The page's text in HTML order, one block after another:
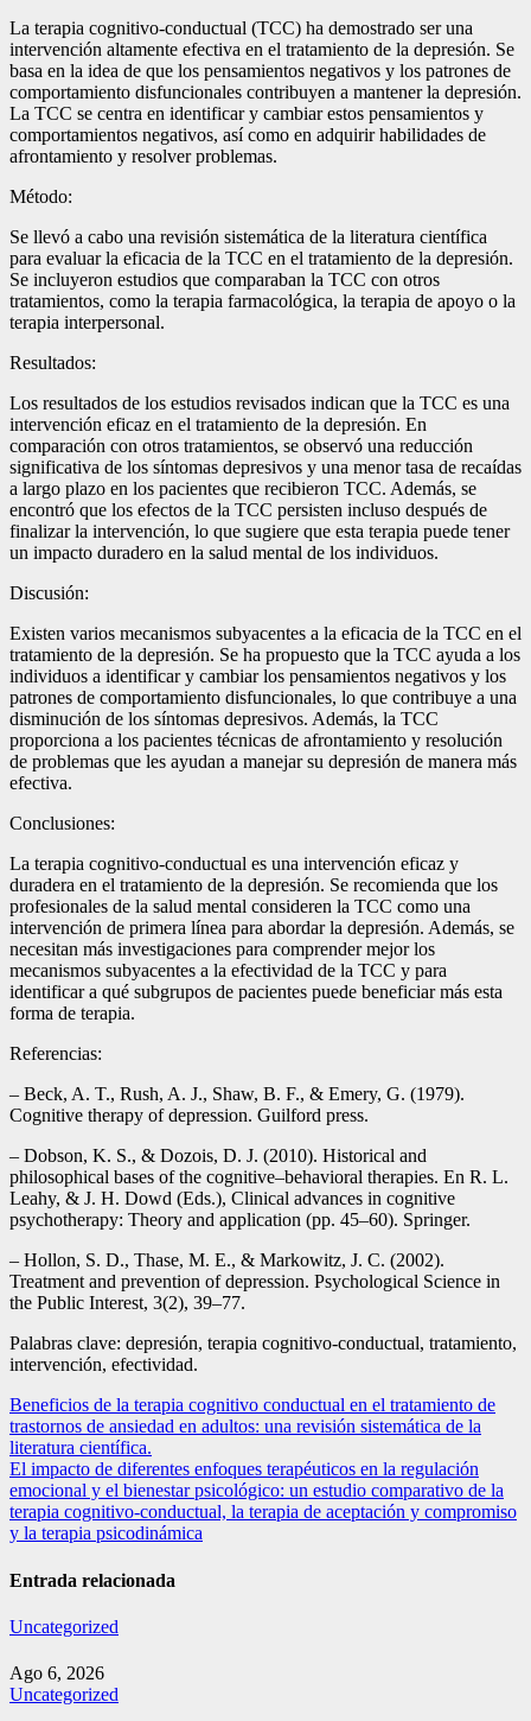
La terapia cognitivo-conductual (TCC) ha demostrado ser una
intervención altamente efectiva en el tratamiento de la depresión. Se
basa en la idea de que los pensamientos negativos y los patrones de
comportamiento disfuncionales contribuyen a mantener la depresión.
La TCC se centra en identificar y cambiar estos pensamientos y
comportamientos negativos, así como en adquirir habilidades de
afrontamiento y resolver problemas.
Método:
Se llevó a cabo una revisión sistemática de la literatura científica
para evaluar la eficacia de la TCC en el tratamiento de la depresión.
Se incluyeron estudios que comparaban la TCC con otros
tratamientos, como la terapia farmacológica, la terapia de apoyo o la
terapia interpersonal.
Resultados:
Los resultados de los estudios revisados indican que la TCC es una
intervención eficaz en el tratamiento de la depresión. En
comparación con otros tratamientos, se observó una reducción
significativa de los síntomas depresivos y una menor tasa de recaídas
a largo plazo en los pacientes que recibieron TCC. Además, se
encontró que los efectos de la TCC persisten incluso después de
finalizar la intervención, lo que sugiere que esta terapia puede tener
un impacto duradero en la salud mental de los individuos.
Discusión:
Existen varios mecanismos subyacentes a la eficacia de la TCC en el
tratamiento de la depresión. Se ha propuesto que la TCC ayuda a los
individuos a identificar y cambiar los pensamientos negativos y los
patrones de comportamiento disfuncionales, lo que contribuye a una
disminución de los síntomas depresivos. Además, la TCC
proporciona a los pacientes técnicas de afrontamiento y resolución
de problemas que les ayudan a manejar su depresión de manera más
efectiva.
Conclusiones:
La terapia cognitivo-conductual es una intervención eficaz y
duradera en el tratamiento de la depresión. Se recomienda que los
profesionales de la salud mental consideren la TCC como una
intervención de primera línea para abordar la depresión. Además, se
necesitan más investigaciones para comprender mejor los
mecanismos subyacentes a la efectividad de la TCC y para
identificar a qué subgrupos de pacientes puede beneficiar más esta
forma de terapia.
Referencias:
– Beck, A. T., Rush, A. J., Shaw, B. F., & Emery, G. (1979).
Cognitive therapy of depression. Guilford press.
– Dobson, K. S., & Dozois, D. J. (2010). Historical and
philosophical bases of the cognitive–behavioral therapies. En R. L.
Leahy, & J. H. Dowd (Eds.), Clinical advances in cognitive
psychotherapy: Theory and application (pp. 45–60). Springer.
– Hollon, S. D., Thase, M. E., & Markowitz, J. C. (2002).
Treatment and prevention of depression. Psychological Science in
the Public Interest, 3(2), 39–77.
Palabras clave: depresión, terapia cognitivo-conductual, tratamiento,
intervención, efectividad.
Navegación
de
entradas
Beneficios de la terapia cognitivo conductual en el tratamiento de
trastornos de ansiedad en adultos: una revisión sistemática de la
literatura científica.
El impacto de diferentes enfoques terapéuticos en la regulación
emocional y el bienestar psicológico: un estudio comparativo de la
terapia cognitivo-conductual, la terapia de aceptación y compromiso
y la terapia psicodinámica
Entrada relacionada
Uncategorized
Ago 6, 2026
Uncategorized